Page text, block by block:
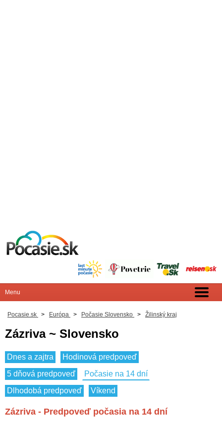
Pocasie.sk > Európa > Počasie Slovensko > Žilinský kraj
Zázriva ~ Slovensko
Dnes a zajtra
Hodinová predpoveď
5 dňová predpoveď
Počasie na 14 dní
Dlhodobá predpoveď
Víkend
Zázriva - Predpoveď počasia na 14 dní